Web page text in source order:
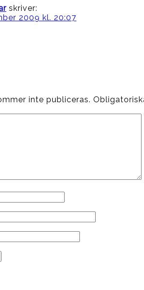
skriver:
2009 kl. 20:07
inte publiceras.